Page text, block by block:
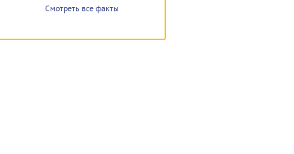
Смотреть все факты